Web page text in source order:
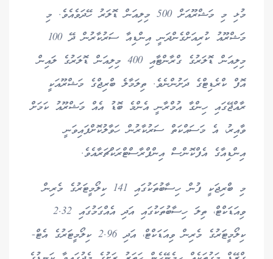
މުޅި މި މަޝްރޫއަށް 500 މިލިއަން ޑޮލަރު ހޭދަވެއެވެ. މި
މަޝްރޫއު ކުރިއަށްގެންދަނީ އިންޑިއާ ސަރުކާރުން ދޭ 100
މިލިއަން ޑޮލަރުގެ ގްރާންޓާއި 400 މިލިއަން ޑޮލަރުގެ ލައިން
އޮފް ކްރެޑިޓްގެ ދަށުންނެވެ. ތިލަމާލެ ބްރިޖްގެ މަޝްރޫއަކީ
ރާއްޖޭގައި ހިންގާ އުމްރާނީ އެންމެ ބޮޑު އެއް މަޝްރޫއު ކަމަށް
ވާއިރު، އެ މަސައްކަތް ސަރުކާރުން ހަވާލުކޮށްފައިވަނީ
އިންޑިއާގެ އެފްކޮންސް އިންފްރާސްޓްރަކްޗަރާއެވެ.
މި ބްރިޖަކީ ފުން ހިސާބުތަކުގައި 141 ކިލޯމީޓަރުގެ މެރިން
ވިއަޑަކްޓް، ތިލަ ހިސާބުތަކުގައި އަދި އެއްގަމުގައި 2.32
ކިލޯމީޓަރުގެ މެރިން ވިއަޑަކްޓް، އަދި 2.96 ކިލޯމީޓަރުގެ އެޓް-